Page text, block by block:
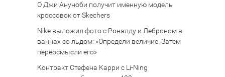
О Джи Ануноби получит именную модель
кроссовок от Skechers
Nike выложил фото с Роналду и Леброном в
ваннах со льдом: «Определи величие. Затем
переосмысли его»
Контракт Стефена Карри с Li-Ning